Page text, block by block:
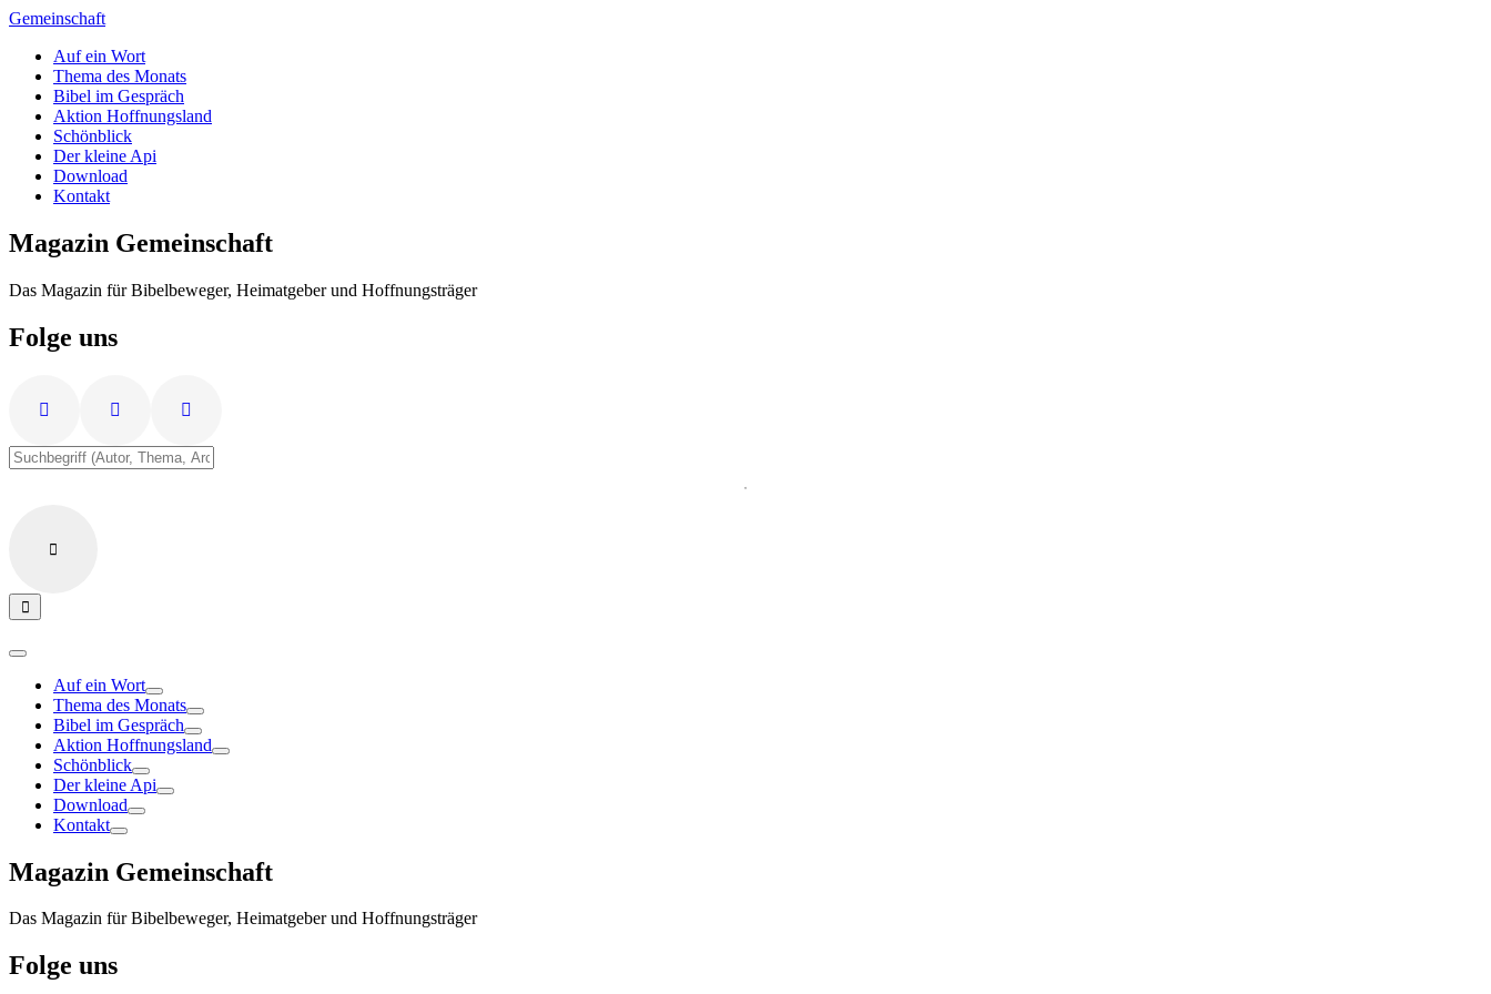
Zum
springen
Gemeinschaft
Auf ein Wort
Thema des Monats
Bibel im Gespräch
Aktion Hoffnungsland
Schönblick
Der kleine Api
Download
Kontakt
Magazin Gemeinschaft
Das Magazin für Bibelbeweger, Heimatgeber und Hoffnungsträger
Folge uns
Auf ein Wort
Thema des Monats
Bibel im Gespräch
Aktion Hoffnungsland
Schönblick
Der kleine Api
Download
Kontakt
Magazin Gemeinschaft
Das Magazin für Bibelbeweger, Heimatgeber und Hoffnungsträger
Folge uns